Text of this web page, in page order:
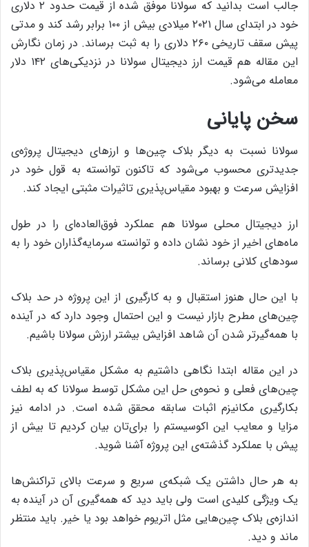
جالب است بدانید که سولانا موفق شده از قیمت حدود ۲ دلاری
خود در ابتدای سال ۲۰۲۱ میلادی بیش از ۱۰۰ برابر رشد کند و مدتی
پیش سقف تاریخی ۲۶۰ دلاری را به ثبت برساند. در زمان نگارش
این مقاله هم قیمت ارز دیجیتال سولانا در نزدیکی‌های ۱۴۲ دلار
معامله می‌شود.
سخن پایانی
سولانا نسبت به دیگر بلاک چین‌ها و ارزهای دیجیتال پروژه‌ی
جدیدتری محسوب می‌شود که تاکنون توانسته به قول خود در
افزایش سرعت و بهبود مقیاس‌پذیری تاثیرات مثبتی ایجاد کند.
ارز دیجیتال محلی سولانا هم عملکرد فوق‌العاده‌ای را در طول
ماه‌های اخیر از خود نشان داده و توانسته سرمایه‌گذاران خود را به
سودهای کلانی برساند.
با این حال هنوز استقبال و به کارگیری از این پروژه در حد بلاک
چین‌های مطرح بازار نیست و این احتمال وجود دارد که در آینده
با همه‌گیرتر شدن آن شاهد افزایش بیشتر ارزش سولانا باشیم.
در این مقاله ابتدا نگاهی داشتیم به مشکل مقیاس‌پذیری بلاک
چین‌های فعلی و نحوه‌ی حل این مشکل توسط سولانا که به لطف
بکارگیری مکانیزم اثبات سابقه محقق شده است. در ادامه نیز
مزایا و معایب این اکوسیستم را برای‌تان بیان کردیم تا بیش از
پیش با عملکرد گذشته‌ی این پروژه آشنا شوید.
به هر حال داشتن یک شبکه‌ی سریع و سرعت بالای تراکنش‌ها
یک ویژگی کلیدی است ولی باید دید که همه‌گیری آن در آینده به
اندازه‌ی بلاک چین‌هایی مثل اتریوم خواهد بود یا خیر. باید منتظر
ماند و دید.